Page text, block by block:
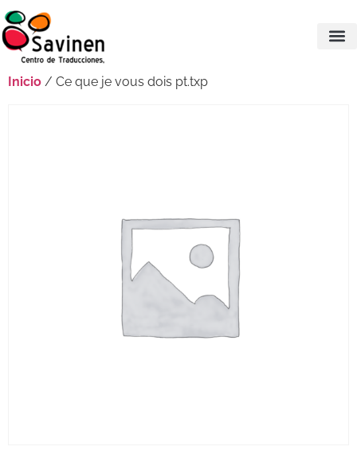
Inicio / Ce que je vous dois pt.txp